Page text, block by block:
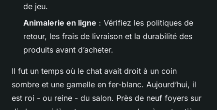
de jeu.
Animalerie en ligne : Vérifiez les politiques de
retour, les frais de livraison et la durabilité des
produits avant d’acheter.
Il fut un temps où le chat avait droit à un coin
sombre et une gamelle en fer-blanc. Aujourd’hui, il
est roi - ou reine - du salon. Près de neuf foyers sur